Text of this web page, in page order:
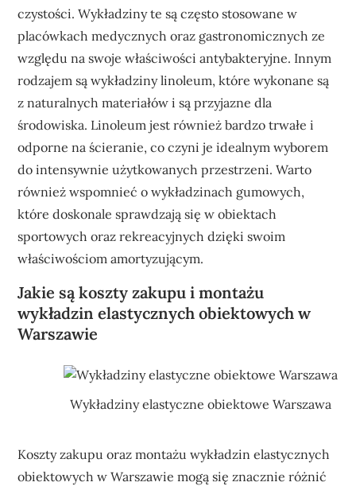
czystości. Wykładziny te są często stosowane w
placówkach medycznych oraz gastronomicznych ze
względu na swoje właściwości antybakteryjne. Innym
rodzajem są wykładziny linoleum, które wykonane są
z naturalnych materiałów i są przyjazne dla
środowiska. Linoleum jest również bardzo trwałe i
odporne na ścieranie, co czyni je idealnym wyborem
do intensywnie użytkowanych przestrzeni. Warto
również wspomnieć o wykładzinach gumowych,
które doskonale sprawdzają się w obiektach
sportowych oraz rekreacyjnych dzięki swoim
właściwościom amortyzującym.
Jakie są koszty zakupu i montażu
wykładzin elastycznych obiektowych w
Warszawie
Wykładziny elastyczne obiektowe Warszawa
Koszty zakupu oraz montażu wykładzin elastycznych
obiektowych w Warszawie mogą się znacznie różnić